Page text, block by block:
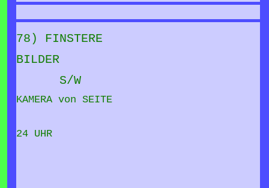
78) FINSTERE
BILDER
S/W
KAMERA von SEITE
24 UHR